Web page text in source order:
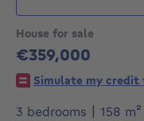
House for sale
€359,000
359000€
Simulate my credit
3 bedrooms | 158 m²